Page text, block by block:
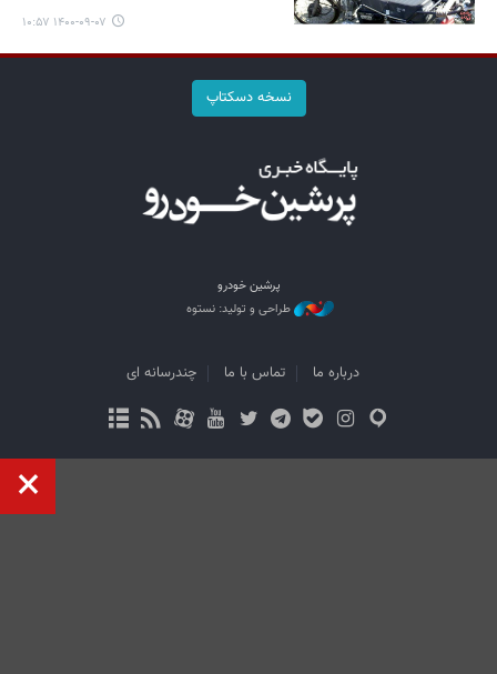
۱۴۰۰-۰۹-۰۷ ۱۰:۵۷
نسخه دسکتاپ
پرشین خودرو
طراحی و تولید: نستوه
درباره ما تماس با ما چندرسانه ای